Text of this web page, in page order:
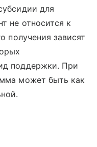
для
не относится к
получения зависят
поддержки. При
может быть как